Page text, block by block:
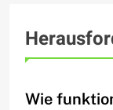
Wie